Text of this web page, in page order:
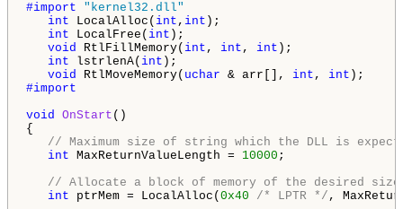
#import "kernel32.dll"
int LocalAlloc( int , int );
int LocalFree( int );
void RtlFillMemory( int , int , int );
int lstrlenA( int );
void RtlMoveMemory( uchar & arr[], int , int
#import
void OnStart ()
{
// Maximum size of string which the DLL is
int MaxReturnValueLength = 10000 ;
// Allocate a block of memory of the desired size
int ptrMem = LocalAlloc( 0x40 /* LPTR */ ,